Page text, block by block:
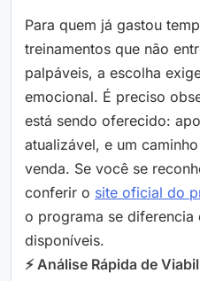
Para quem já gastou
treinamentos que não
palpáveis, a escolha
emocional. É preciso
está sendo oferecido:
atualizável, e um
venda. Se você se
conferir o site oficial do
o programa se diferencia
disponíveis.
⚡ Análise Rápida de